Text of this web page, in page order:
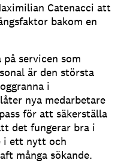
Catenacci att
bakom en
servicen som
är den största
i
nya medarbetare
för att säkerställa
det fungerar bra i
i ett nytt och
många sökande.